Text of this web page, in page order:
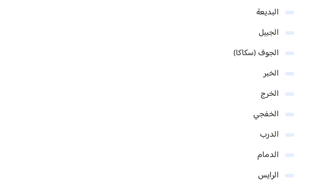
البديعة
الجبيل
الجوف (سكاكا)
الخبر
الخرج
الخفجي
الدرب
الدمام
الرايس